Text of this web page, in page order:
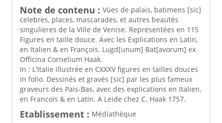
Note de contenu : Vües de palais, batimens [sic]
celebres, places, mascarades, et autres beautés
singulieres de la Ville de Venise. Representées en 115
Figures en taille douce. Avec les Explications en Latin,
en Italien & en François. Lugd[unum] Bat[avorum] ex
Officina Cornelium Haak.
In : L'Italie illustrée en CXXXV figures en tailles douces
in folio. Dessinés et gravés [sic] par les plus fameux
graveurs des Pais-Bas, avec des explications en Italien,
en Francois & en Latin. A Leide chez C. Haak 1757.
Etablissement : Médiathèque